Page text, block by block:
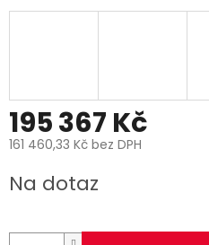
195 367 Kč
161 460,33 Kč bez DPH
cena:
Na dotaz